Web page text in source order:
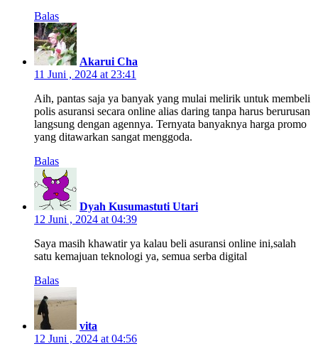
Balas
Akarui Cha
11 Juni , 2024 at 23:41
Aih, pantas saja ya banyak yang mulai melirik untuk membeli
polis asuransi secara online alias daring tanpa harus berurusan
langsung dengan agennya. Ternyata banyaknya harga promo
yang ditawarkan sangat menggoda.
Balas
Dyah Kusumastuti Utari
12 Juni , 2024 at 04:39
Saya masih khawatir ya kalau beli asuransi online ini,salah
satu kemajuan teknologi ya, semua serba digital
Balas
vita
12 Juni , 2024 at 04:56